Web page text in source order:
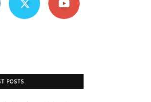
POSTS